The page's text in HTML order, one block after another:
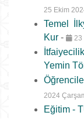
25 Ekim
Temel
Kur - 23
Yemin
2024
Eğitim -